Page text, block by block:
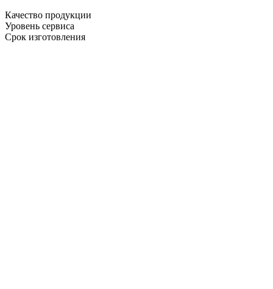
Качество продукции
Уровень сервиса
Срок изготовления